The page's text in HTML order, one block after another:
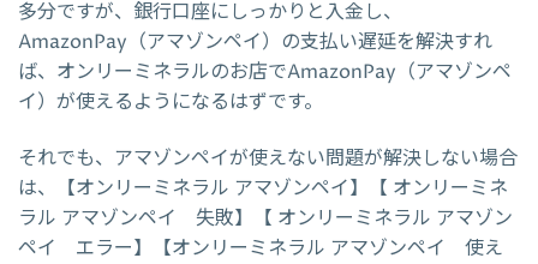
多分ですが、銀行口座にしっかりと入金し、
AmazonPay（アマゾンペイ）の支払い遅延を解決すれ
ば、オンリーミネラルのお店でAmazonPay（アマゾンペ
イ）が使えるようになるはずです。
それでも、アマゾンペイが使えない問題が解決しない場合
は、【オンリーミネラル アマゾンペイ】【 オンリーミネ
ラル アマゾンペイ 失敗】【 オンリーミネラル アマゾン
ペイ エラー】【オンリーミネラル アマゾンペイ 使え